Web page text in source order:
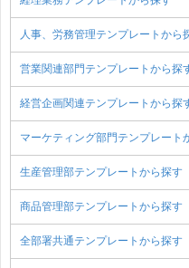
人事、労務管理テンプレートから
営業関連部門テンプレートから探
経営企画関連テンプレートから探
マーケティング部門テンプレート
生産管理部テンプレートから探す
商品管理部テンプレートから探す
全部署共通テンプレートから探す